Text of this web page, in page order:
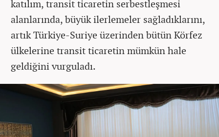
katılım, transit ticaretin serbestleşmesi
alanlarında, büyük ilerlemeler sağladıklarını,
artık Türkiye-Suriye üzerinden bütün Körfez
ülkelerine transit ticaretin mümkün hale
geldiğini vurguladı.